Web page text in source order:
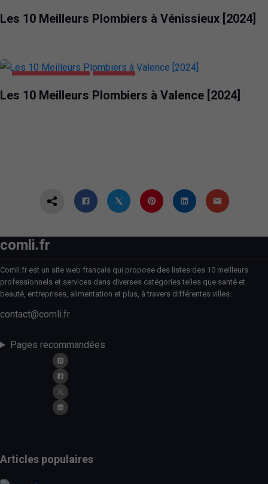
Les 10 Meilleurs Plombiers à Vénissieux [2024]
Les 10 Meilleurs Plombiers à Valence [2024]
comli.fr
Comli.fr est un site web français qui propose des listes des 10 meilleurs
professionnels et services dans diverses catégories telles que santé et
beauté, entreprises, alimentation et plus, à travers différentes villes.
contact@comli.fr
Pages recommandées
Articles populaires